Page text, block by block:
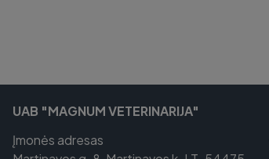
UAB "MAGNUM VETERINARIJA"
Įmonės adresas